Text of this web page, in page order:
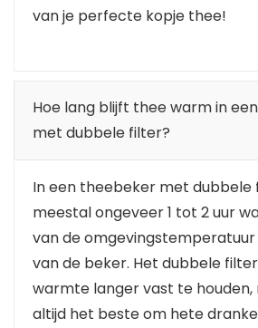
van je perfecte kopje thee!
Hoe lang blijft thee warm in
met dubbele filter?
In een theebeker met
meestal ongeveer 1 tot 2 uur
van de omgevingstemperatuur
van de beker. Het dubbele
warmte langer vast te houden,
altijd het beste om hete